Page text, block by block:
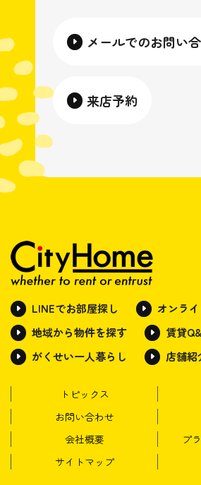
メールでのお問い
来店予約
LINEでお部屋探し
オンラ
地域から物件を探す
賃貸
がくせい一人暮らし
店舗紹
トピックス
お問い合わせ
会社概要
プ
サイトマップ